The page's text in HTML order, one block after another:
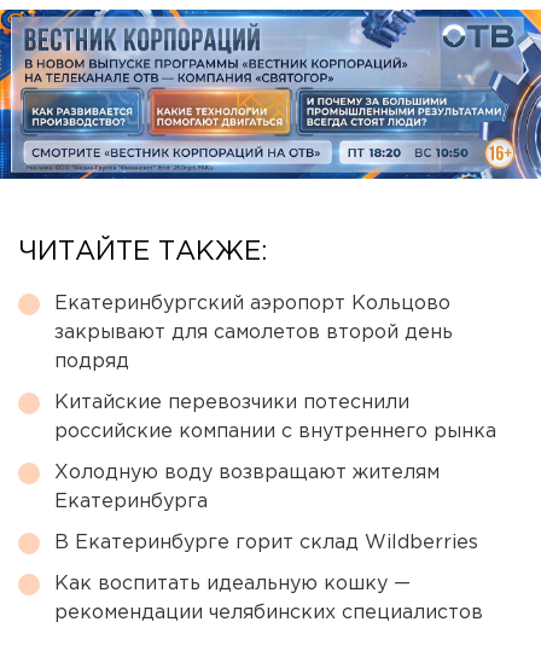
ЧИТАЙТЕ ТАКЖЕ:
Екатеринбургский аэропорт Кольцово
закрывают для самолетов второй день
подряд
Китайские перевозчики потеснили
российские компании с внутреннего рынка
Холодную воду возвращают жителям
Екатеринбурга
В Екатеринбурге горит склад Wildberries
Как воспитать идеальную кошку —
рекомендации челябинских специалистов